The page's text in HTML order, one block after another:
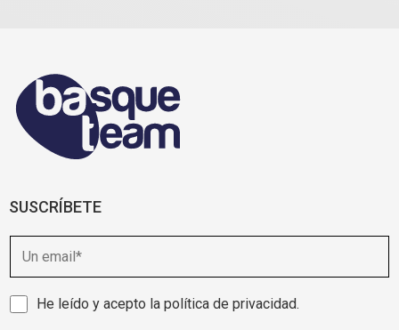
SUSCRÍBETE
m
a
i
l
A
He leído y acepto la política de privacidad.